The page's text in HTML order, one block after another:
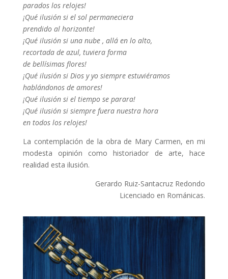
parados los relojes!
¡Qué ilusión si el sol permaneciera
prendido al horizonte!
¡Qué ilusión si una nube , allá en lo alto,
recortada de azul, tuviera forma
de bellísimas flores!
¡Qué ilusión si Dios y yo siempre estuviéramos
hablándonos de amores!
¡Qué ilusión si el tiempo se parara!
¡Qué ilusión si siempre fuera nuestra hora
en todos los relojes!
La contemplación de la obra de Mary Carmen, en mi
modesta opinión como historiador de arte, hace
realidad esta ilusión.
Gerardo Ruiz-Santacruz Redondo
Licenciado en Románicas.